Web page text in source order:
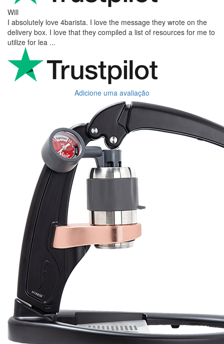
Will
I absolutely love 4barista. I love the message they wrote on the
delivery box. I love that they compiled a list of resources for me to
utilize for lea ...
Adicione uma avaliação